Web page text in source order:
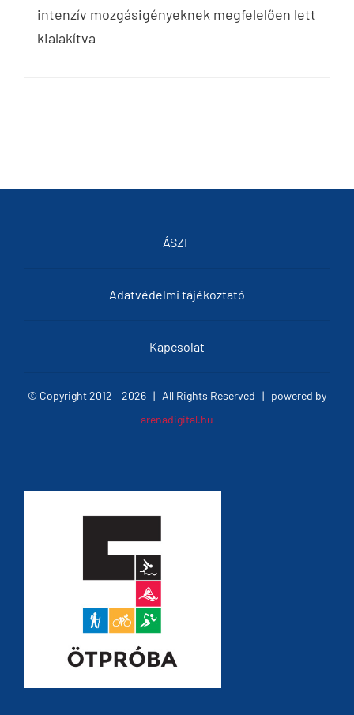
intenzív mozgásigényeknek megfelelően lett
kialakítva
ÁSZF
Adatvédelmi tájékoztató
Kapcsolat
© Copyright 2012 –2026 | All Rights Reserved | powered by
arenadigital.hu